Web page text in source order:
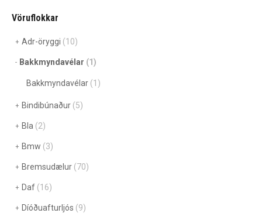
Vöruflokkar
Adr-öryggi (10)
Bakkmyndavélar (1)
Bakkmyndavélar (1)
Bindibúnaður (5)
Bla (2)
Bmw (3)
Bremsudælur (70)
Daf (16)
Díóðuafturljós (9)